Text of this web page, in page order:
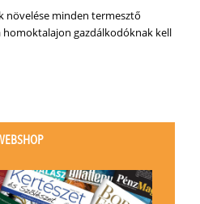
növelése minden termesztő
gazdálkodóknak kell